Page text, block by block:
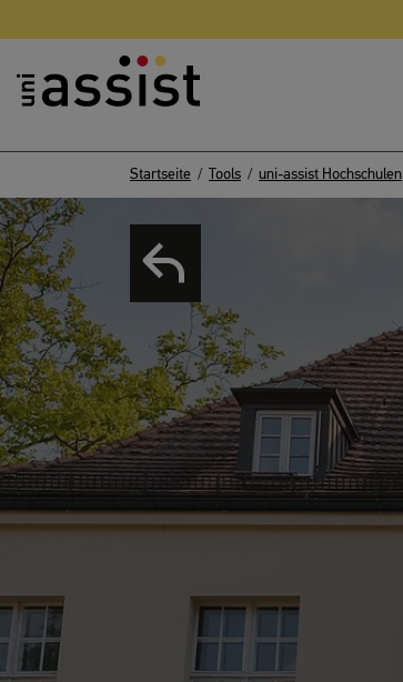
Startseite Tools uni-assist Hochschulen